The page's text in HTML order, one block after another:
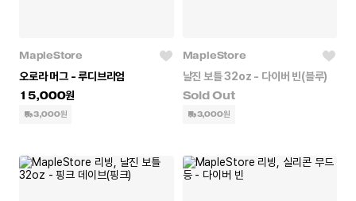
MapleStore
오로라 머그 - 루디브리엄
15,000
3,000원
MapleStore
날진 보틀 32oz - 다이버 빈(블루)
3,000원